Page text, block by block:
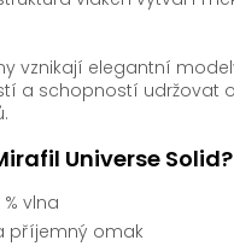
vznikají elegantní
a schopností udržovat
Universe Solid?
vlna
příjemný omak